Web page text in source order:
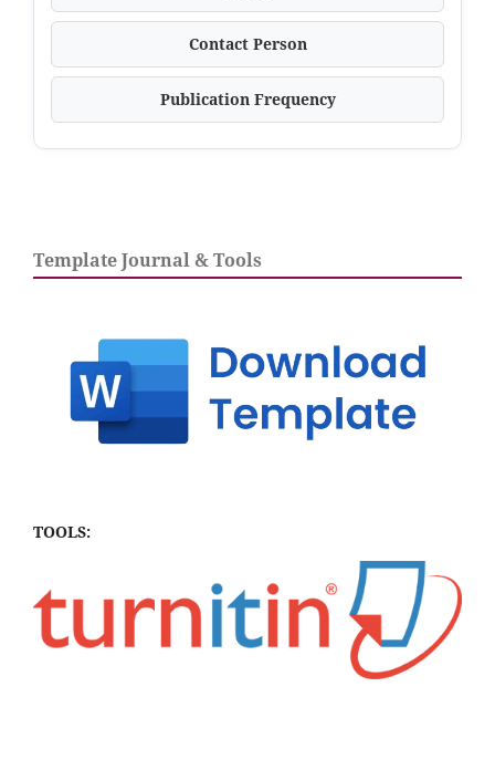
Contact Person
Publication Frequency
Template Journal & Tools
TOOLS: